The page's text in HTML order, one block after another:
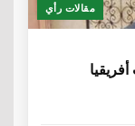
مقالات رأي